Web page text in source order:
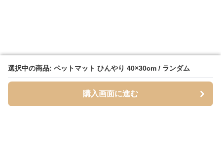
選択中の商品: ペットマット ひんやり 40×30cm / ランダム
購入画面に進む
選択中の商品: ペットマット ひんやり 40×30cm / ランダム
購入画面に進む